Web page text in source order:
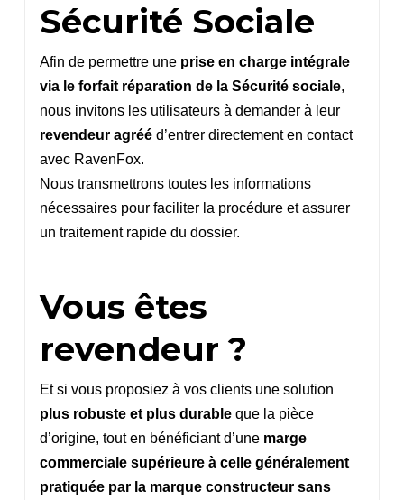
Sécurité Sociale
Afin de permettre une prise en charge intégrale
via le forfait réparation de la Sécurité sociale,
nous invitons les utilisateurs à demander à leur
revendeur agrééd’entrer directement en contact
avec RavenFox.
Nous transmettrons toutes les informations
nécessaires pour faciliter la procédure et assurer
un traitement rapide du dossier.
Vous êtes
revendeur ?
Et si vous proposiez à vos clients une solution
plus robuste et plus durableque la pièce
d’origine, tout en bénéficiant d’une marge
commerciale supérieure à celle généralement
pratiquée par la marque constructeur sans